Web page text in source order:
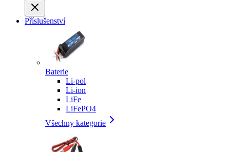
Příslušenství
Baterie
Li-pol
Li-ion
LiFe
LiFePO4
Všechny kategorie